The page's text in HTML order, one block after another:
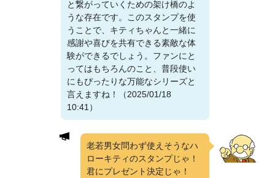
と繋がっていくための架け橋のよ
うな存在です。このスタンプを使
うことで、キティちゃんと一緒に
感謝や喜びを共有できる素敵な体
験ができるでしょう。ファンにと
ってはもちろんのこと、普段使い
にもぴったりな万能なシリーズと
言えますね！（2025/01/18
10:41）
老若男女問わず使えそうなハ
ローキティのスタンプじゃ！
君にプレゼント決定じゃ！